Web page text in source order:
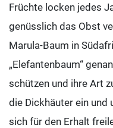
Früchte locken jedes
genüsslich das Obst
Marula-Baum in
„Elefantenbaum“
schützen und ihre Art
die Dickhäuter ein und
sich für den Erhalt